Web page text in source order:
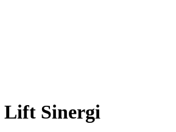
Lift Sinergi